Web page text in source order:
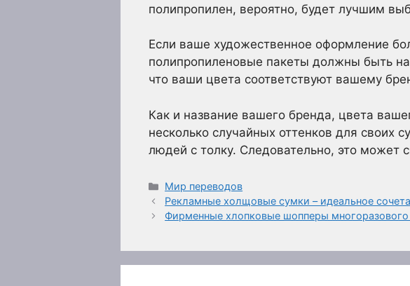
полипропилен, вероятно, будет лучшим
Если ваше художественное оформление
полипропиленовые пакеты должны быть
что ваши цвета соответствуют вашему
Как и название вашего бренда, цвета
несколько случайных оттенков для своих
людей с толку. Следовательно, это может
Рубрики
Мир переводов
Рекламные холщовые сумки – идеальное
Фирменные хлопковые шопперы многоразового